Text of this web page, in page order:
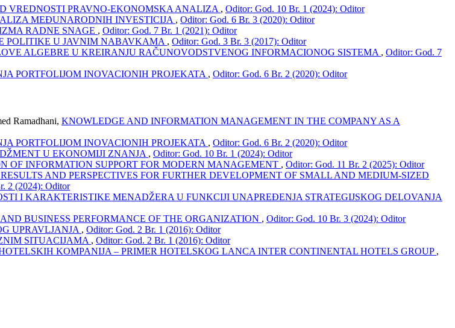
VREDNOSTI PRAVNO-EKONOMSKA ANALIZA , Oditor: God. 10 Br. 1 (2024): Oditor
MEĐUNARODNIH INVESTICIJA , Oditor: God. 6 Br. 3 (2020): Oditor
RADNE SNAGE , Oditor: God. 7 Br. 1 (2021): Oditor
POLITIKE U JAVNIM NABAVKAMA , Oditor: God. 3 Br. 3 (2017): Oditor
ALGEBRE U KREIRANJU RAČUNOVODSTVENOG INFORMACIONOG SISTEMA , Oditor: God. 7
PORTFOLIJOM INOVACIONIH PROJEKATA , Oditor: God. 6 Br. 2 (2020): Oditor
Ramadhani, KNOWLEDGE AND INFORMATION MANAGEMENT IN THE COMPANY AS A
PORTFOLIJOM INOVACIONIH PROJEKATA , Oditor: God. 6 Br. 2 (2020): Oditor
U EKONOMIJI ZNANJA , Oditor: God. 10 Br. 1 (2024): Oditor
OF INFORMATION SUPPORT FOR MODERN MANAGEMENT , Oditor: God. 11 Br. 2 (2025): Oditor
AND PERSPECTIVES FOR FURTHER DEVELOPMENT OF SMALL AND MEDIUM-SIZED
2 (2024): Oditor
I KARAKTERISTIKE MENADŽERA U FUNKCIJI UNAPREĐENJA STRATEGIJSKOG DELOVANJA
BUSINESS PERFORMANCE OF THE ORGANIZATION , Oditor: God. 10 Br. 3 (2024): Oditor
UPRAVLJANJA , Oditor: God. 2 Br. 1 (2016): Oditor
SITUACIJAMA , Oditor: God. 2 Br. 1 (2016): Oditor
KOMPANIJA – PRIMER HOTELSKOG LANCA INTER CONTINENTAL HOTELS GROUP ,